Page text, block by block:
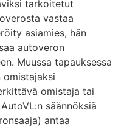
tarkoitetut
vastaa
asiamies, hän
autoveron
Muussa tapauksessa
omistajaksi
omistaja tai
säännöksiä
antaa